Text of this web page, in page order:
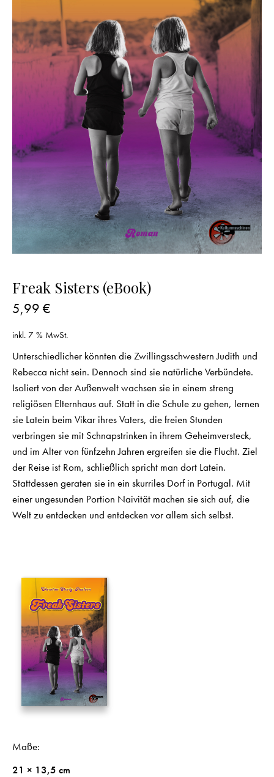
Freak Sisters (eBook)
5,99 €
inkl. 7 % MwSt.
Unterschiedlicher könnten die Zwillingsschwestern Judith und
Rebecca nicht sein. Dennoch sind sie natürliche Verbündete.
Isoliert von der Außenwelt wachsen sie in einem streng
religiösen Elternhaus auf. Statt in die Schule zu gehen, lernen
sie Latein beim Vikar ihres Vaters, die freien Stunden
verbringen sie mit Schnapstrinken in ihrem Geheimversteck,
und im Alter von fünfzehn Jahren ergreifen sie die Flucht. Ziel
der Reise ist Rom, schließlich spricht man dort Latein.
Stattdessen geraten sie in ein skurriles Dorf in Portugal. Mit
einer ungesunden Portion Naivität machen sie sich auf, die
Welt zu entdecken und entdecken vor allem sich selbst.
Maße
21 × 13,5 cm